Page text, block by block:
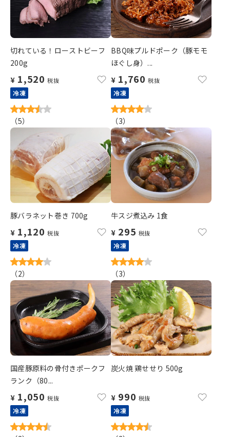
切れている！ローストビーフ
200g
¥ 1,520 税抜
冷凍
（5）
BBQ味プルドポーク（豚モモ
ほぐし身）...
¥ 1,760 税抜
冷凍
（3）
豚バラネット巻き 700g
¥ 1,120 税抜
冷凍
（2）
牛スジ煮込み 1食
¥ 295 税抜
冷凍
（3）
国産豚原料の骨付きポークフ
ランク（80...
¥ 1,050 税抜
冷凍
炭火焼 鶏せせり 500g
¥ 990 税抜
冷凍